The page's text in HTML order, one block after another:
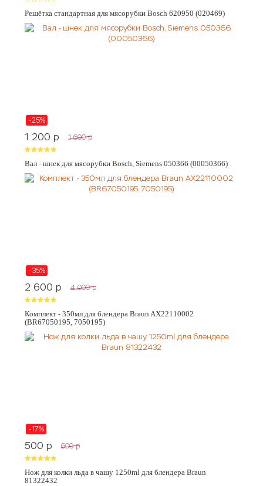
Решётка стандартная для мясорубки Bosch 620950 (020469)
-25%
1 200 p 1 600 p
Вал - шнек для мясорубки Bosch, Siemens 050366 (00050366)
-35%
2 600 p 4 000 p
Комплект - 350мл для блендера Braun AX22110002
(BR67050195, 7050195)
-17%
500 p 600 p
Нож для колки льда в чашу 1250ml для блендера Braun
81322432